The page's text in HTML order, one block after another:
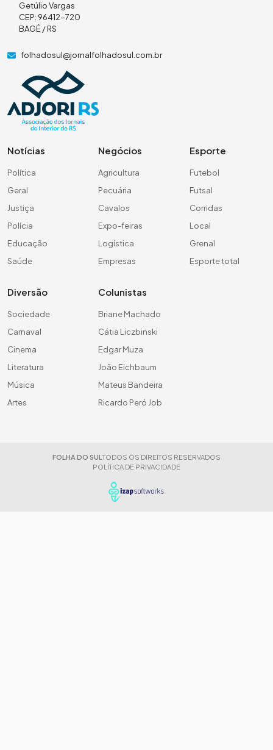
Getúlio Vargas
CEP: 96412-720
BAGÉ / RS
folhadosul@jornalfolhadosul.com.br
Notícias
Política
Geral
Justiça
Polícia
Educação
Saúde
Negócios
Agricultura
Pecuária
Cavalos
Expo-feiras
Logística
Empresas
Esporte
Futebol
Futsal
Corridas
Local
Grenal
Esporte total
Diversão
Sociedade
Carnaval
Cinema
Literatura
Música
Artes
Colunistas
Briane Machado
Cátia Liczbinski
Edgar Muza
João Eichbaum
Mateus Bandeira
Ricardo Peró Job
FOLHA DO SUL TODOS OS DIREITOS RESERVADOS
POLÍTICA DE PRIVACIDADE